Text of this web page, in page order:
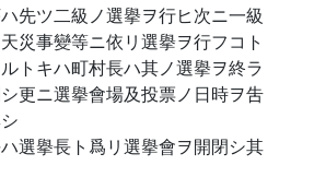
先ツ二級ノ選擧ヲ行ヒ次ニ一級
災事變等ニ依リ選擧ヲ行フコト
トキハ町村長ハ其ノ選擧ヲ終ラ
更ニ選擧會場及投票ノ日時ヲ吿
選擧長ト爲リ選擧會ヲ開閉シ其